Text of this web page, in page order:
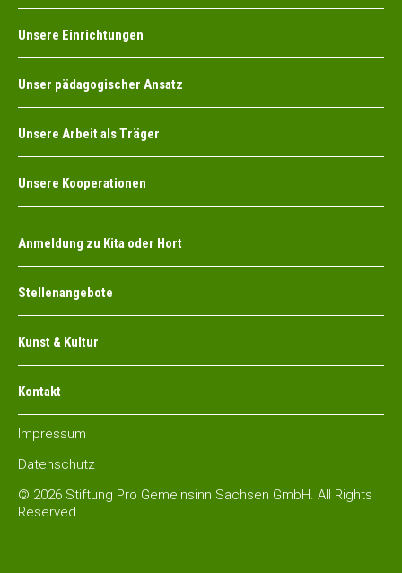
Unsere Einrichtungen
Unser pädagogischer Ansatz
Unsere Arbeit als Träger
Unsere Kooperationen
Anmeldung zu Kita oder Hort
Stellenangebote
Kunst & Kultur
Kontakt
© 2026 Stiftung Pro Gemeinsinn Sachsen GmbH. All Rights
Reserved.
Impressum
Datenschutz